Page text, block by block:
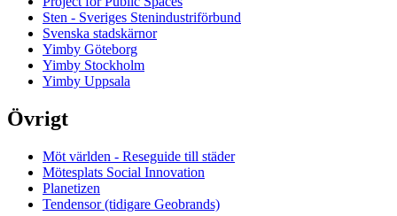
Sten - Sveriges Stenindustriförbund
Svenska stadskärnor
Yimby Göteborg
Yimby Stockholm
Yimby Uppsala
Övrigt
Möt världen - Reseguide till städer
Mötesplats Social Innovation
Planetizen
Tendensor (tidigare Geobrands)